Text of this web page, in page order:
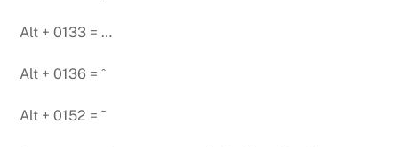
Alt + 0133 = …
Alt + 0136 = ˆ
Alt + 0152 = ˜